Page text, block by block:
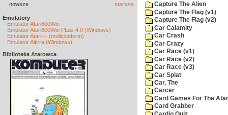
nowsze starsze
Emulatory
Emulator Atari800Win
Emulator Atari800Win PLus 4.0 (Windows)
Emulator Atari++ (multiplatform)
Emulator Altirra (Windows)
Biblioteka Atarowca
Capture The Alien
Capture The Flag (v1)
Capture The Flag (v2)
Car Calamity
Car Crash
Car Crazy
Car Race (v1)
Car Race (v2)
Car Race (v3)
Car Splat
Car, The
Carcer
Card Games For The
Card Grabber